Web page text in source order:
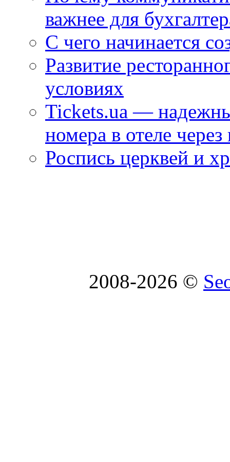
важнее для
С чего начинается
Развитие
условиях
Tickets.ua —
номера в отеле через
Роспись церквей и
2008-2026 ©